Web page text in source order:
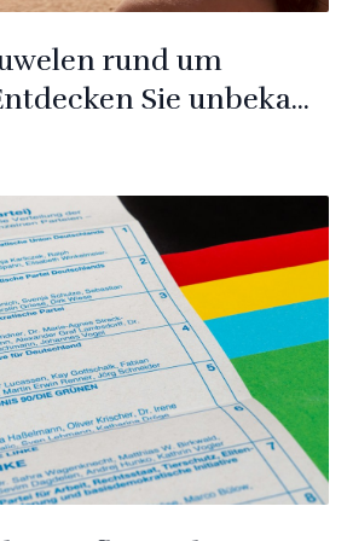
rund um
Sie unbeka...